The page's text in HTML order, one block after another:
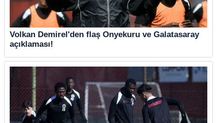
Volkan Demirel'den flaş Onyekuru ve Galatasaray
açıklaması!